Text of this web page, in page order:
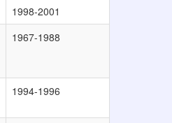
1998-2001
1967-1988
1994-1996